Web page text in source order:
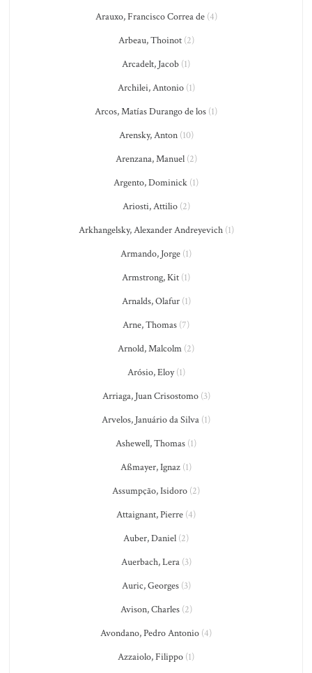
Arauxo, Francisco Correa de(4)
Arbeau, Thoinot(2)
Arcadelt, Jacob (1)
Archilei, Antonio(1)
Arcos, Matías Durango de los (1)
Arensky, Anton(10)
Arenzana, Manuel(2)
Argento, Dominick (1)
Ariosti, Attilio(2)
Arkhangelsky, Alexander Andreyevich(1)
Armando, Jorge (1)
Armstrong, Kit (1)
Arnalds, Olafur(1)
Arne, Thomas (7)
Arnold, Malcolm (2)
Arósio, Eloy(1)
Arriaga, Juan Crisostomo(3)
Arvelos, Januário da Silva (1)
Ashewell, Thomas (1)
Aßmayer, Ignaz (1)
Assumpção, Isidoro (2)
Attaignant, Pierre (4)
Auber, Daniel (2)
Auerbach, Lera(3)
Auric, Georges(3)
Avison, Charles(2)
Avondano, Pedro Antonio (4)
Azzaiolo, Filippo (1)